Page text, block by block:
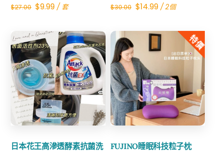
$27.00 Original
was:
$27.00.
$9.99Current
is:
$9.99.
/ 套 $30.00 Original
was:
$30.00.
$14.99Current
is:
$14.99.
/ 2個
日本花王高滲透酵素抗菌洗
Share
特價
FUJINO睡眠科技粒子枕
Share